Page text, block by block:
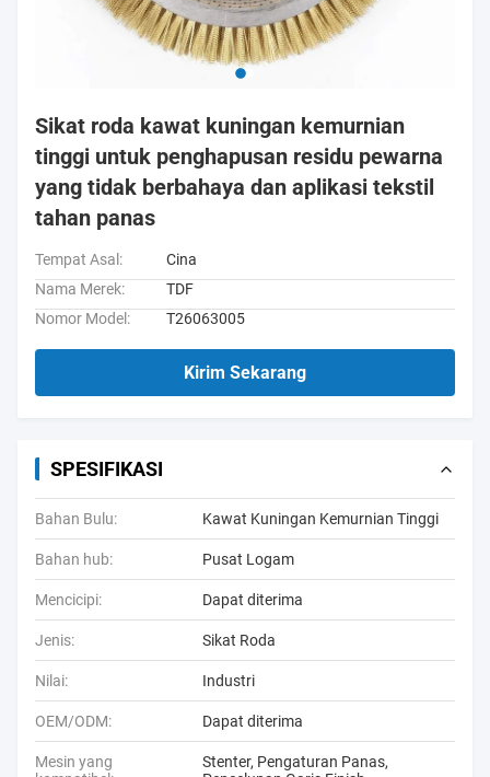
Sikat roda kawat kuningan kemurnian
tinggi untuk penghapusan residu pewarna
yang tidak berbahaya dan aplikasi tekstil
tahan panas
Tempat Asal:
Cina
Nama Merek:
TDF
Nomor Model:
T26063005
Kirim Sekarang
SPESIFIKASI
Bahan Bulu: Kawat Kuningan Kemurnian Tinggi
Bahan hub: Pusat Logam
Mencicipi: Dapat diterima
Jenis: Sikat Roda
Nilai: Industri
OEM/ODM: Dapat diterima
Mesin yang
Stenter, Pengaturan Panas,